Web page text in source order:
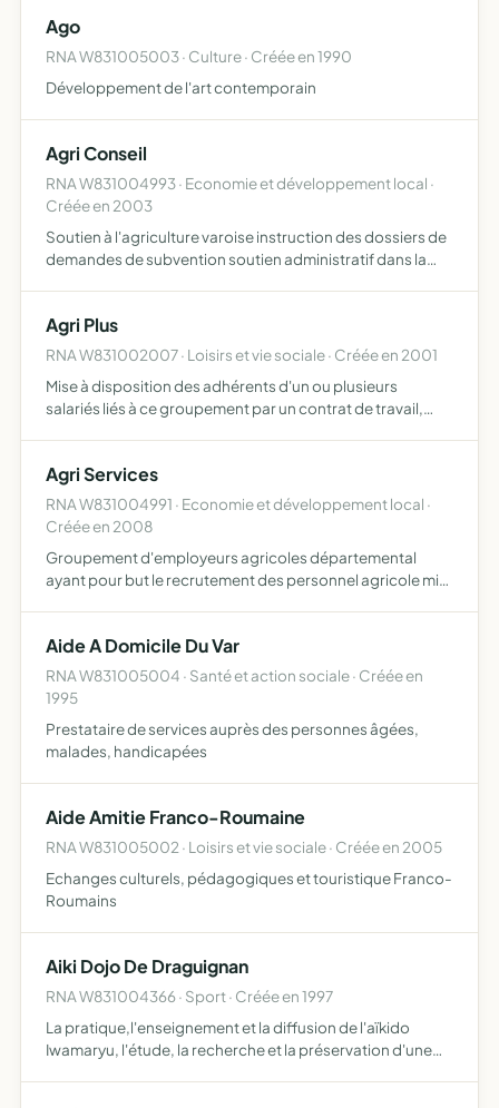
Ago
RNA W831005003 · Culture · Créée en 1990
Développement de l'art contemporain
Agri Conseil
RNA W831004993 · Economie et développement local ·
Créée en 2003
Soutien à l'agriculture varoise instruction des dossiers de
demandes de subvention soutien administratif dans la
Agri Plus
RNA W831002007 · Loisirs et vie sociale · Créée en 2001
Mise à disposition des adhérents d'un ou plusieurs
salariés liés à ce groupement par un contrat de travail,
Agri Services
RNA W831004991 · Economie et développement local ·
Créée en 2008
Groupement d'employeurs agricoles départemental
ayant pour but le recrutement des personnel agricole mis
Aide A Domicile Du Var
RNA W831005004 · Santé et action sociale · Créée en
1995
Prestataire de services auprès des personnes âgées,
malades, handicapées
Aide Amitie Franco-Roumaine
RNA W831005002 · Loisirs et vie sociale · Créée en 2005
Echanges culturels, pédagogiques et touristique Franco-
Roumains
Aiki Dojo De Draguignan
RNA W831004366 · Sport · Créée en 1997
La pratique,l'enseignement et la diffusion de l'aïkido
Iwamaryu, l'étude, la recherche et la préservation d'une